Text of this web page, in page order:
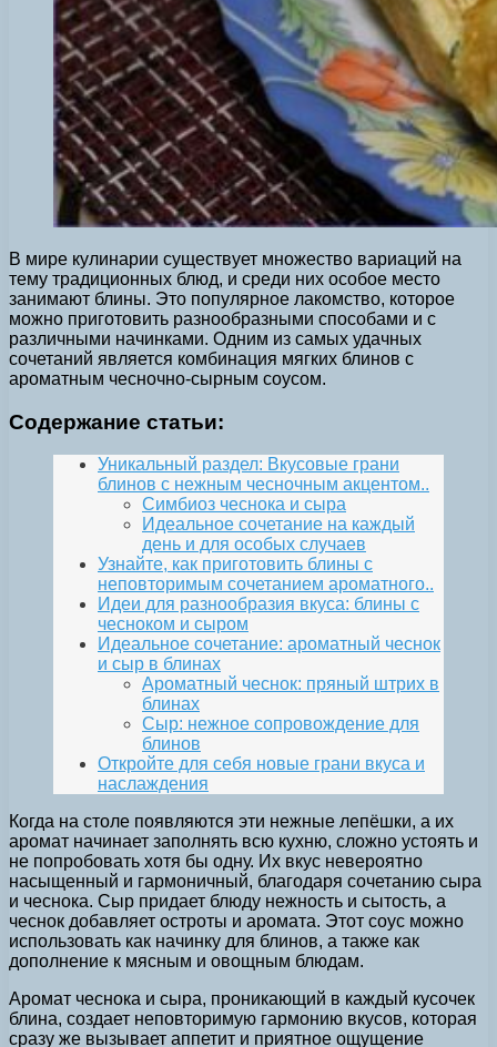
В мире кулинарии существует множество вариаций на
тему традиционных блюд, и среди них особое место
занимают блины. Это популярное лакомство, которое
можно приготовить разнообразными способами и с
различными начинками. Одним из самых удачных
сочетаний является комбинация мягких блинов с
ароматным чесночно-сырным соусом.
Содержание статьи:
Уникальный раздел: Вкусовые грани
блинов с нежным чесночным акцентом..
Симбиоз чеснока и сыра
Идеальное сочетание на каждый
день и для особых случаев
Узнайте, как приготовить блины с
неповторимым сочетанием ароматного..
Идеи для разнообразия вкуса: блины с
чесноком и сыром
Идеальное сочетание: ароматный чеснок
и сыр в блинах
Ароматный чеснок: пряный штрих в
блинах
Сыр: нежное сопровождение для
блинов
Откройте для себя новые грани вкуса и
наслаждения
Когда на столе появляются эти нежные лепёшки, а их
аромат начинает заполнять всю кухню, сложно устоять и
не попробовать хотя бы одну. Их вкус невероятно
насыщенный и гармоничный, благодаря сочетанию сыра
и чеснока. Сыр придает блюду нежность и сытость, а
чеснок добавляет остроты и аромата. Этот соус можно
использовать как начинку для блинов, а также как
дополнение к мясным и овощным блюдам.
Аромат чеснока и сыра, проникающий в каждый кусочек
блина, создает неповторимую гармонию вкусов, которая
сразу же вызывает аппетит и приятное ощущение